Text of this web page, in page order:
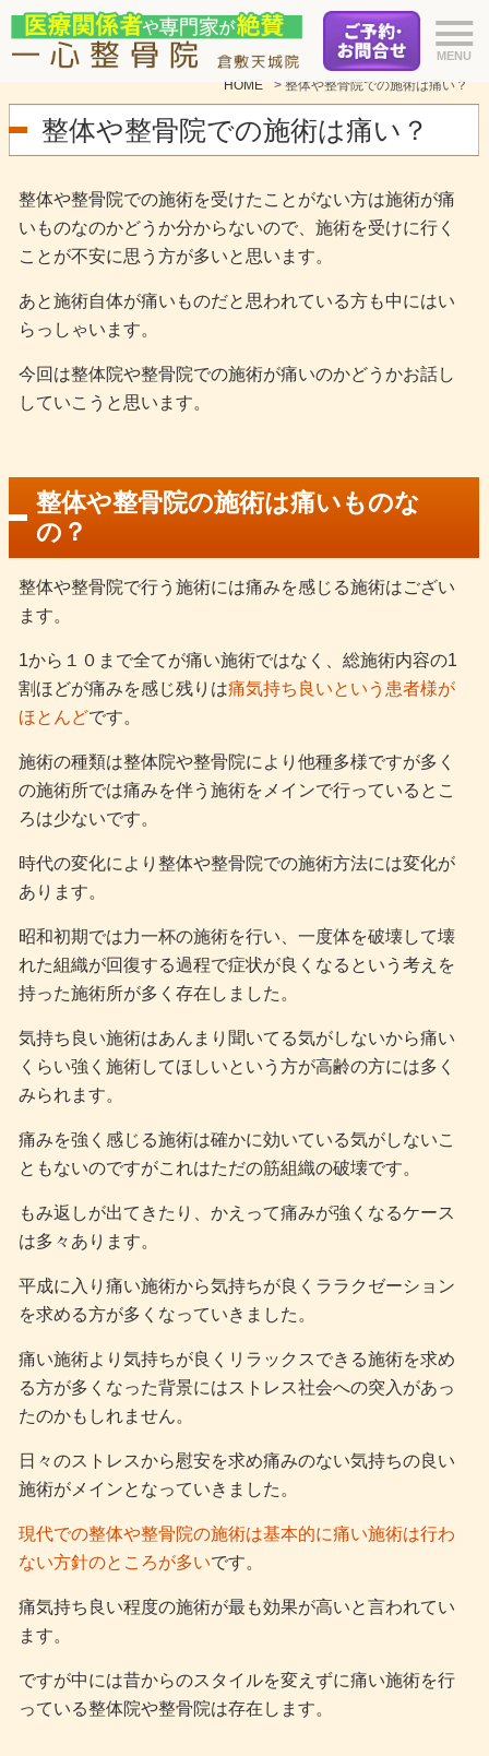
HOME >整体や整骨院での施術は痛い？
整体や整骨院での施術は痛い？
整体や整骨院での施術を受けたことがない方は施術が痛
いものなのかどうか分からないので、施術を受けに行く
ことが不安に思う方が多いと思います。
あと施術自体が痛いものだと思われている方も中にはい
らっしゃいます。
今回は整体院や整骨院での施術が痛いのかどうかお話し
していこうと思います。
整体や整骨院の施術は痛いものな
の？
整体や整骨院で行う施術には痛みを感じる施術はござい
ます。
1から１０まで全てが痛い施術ではなく、総施術内容の1
割ほどが痛みを感じ残りは痛気持ち良いという患者様が
ほとんどです。
施術の種類は整体院や整骨院により他種多様ですが多く
の施術所では痛みを伴う施術をメインで行っているとこ
ろは少ないです。
時代の変化により整体や整骨院での施術方法には変化が
あります。
昭和初期では力一杯の施術を行い、一度体を破壊して壊
れた組織が回復する過程で症状が良くなるという考えを
持った施術所が多く存在しました。
気持ち良い施術はあんまり聞いてる気がしないから痛い
くらい強く施術してほしいという方が高齢の方には多く
みられます。
痛みを強く感じる施術は確かに効いている気がしないこ
ともないのですがこれはただの筋組織の破壊です。
もみ返しが出てきたり、かえって痛みが強くなるケース
は多々あります。
平成に入り痛い施術から気持ちが良くララクゼーション
を求める方が多くなっていきました。
痛い施術より気持ちが良くリラックスできる施術を求め
る方が多くなった背景にはストレス社会への突入があっ
たのかもしれません。
日々のストレスから慰安を求め痛みのない気持ちの良い
施術がメインとなっていきました。
現代での整体や整骨院の施術は基本的に痛い施術は行わ
ない方針のところが多いです。
痛気持ち良い程度の施術が最も効果が高いと言われてい
ます。
ですが中には昔からのスタイルを変えずに痛い施術を行
っている整体院や整骨院は存在します。